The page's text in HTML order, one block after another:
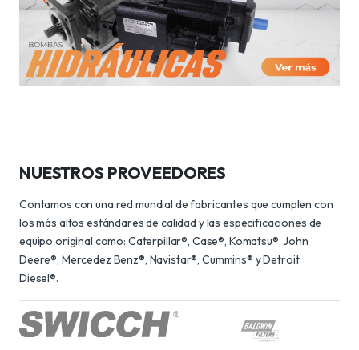
NUESTROS PROVEEDORES
Contamos con una red mundial de fabricantes que cumplen con
los más altos estándares de calidad y las especificaciones de
equipo original como: Caterpillar®, Case®, Komatsu®, John
Deere®, Mercedez Benz®, Navistar®, Cummins® y Detroit
Diesel®.